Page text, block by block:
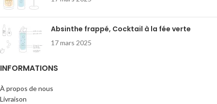
Absinthe frappé, Cocktail à la fée verte
17 mars 2025
INFORMATIONS
À propos de nous
Livraison